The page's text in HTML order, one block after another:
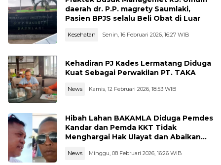
daerah dr. P.P. magrety Saumlaki,
Pasien BPJS selalu Beli Obat di Luar
Kesehatan Senin, 16 Februari 2026, 16:27 WIB
Kehadiran PJ Kades Lermatang Diduga
Kuat Sebagai Perwakilan PT. TAKA
News Kamis, 12 Februari 2026, 18:53 WIB
Hibah Lahan BAKAMLA Diduga Pemdes
Kandar dan Pemda KKT Tidak
Menghargai Hak Ulayat dan Abaikan
News Minggu, 08 Februari 2026, 16:26 WIB